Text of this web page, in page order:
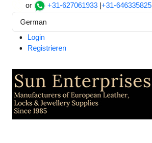
or +31-627061933 |+31-646335825
German
Login
Registrieren